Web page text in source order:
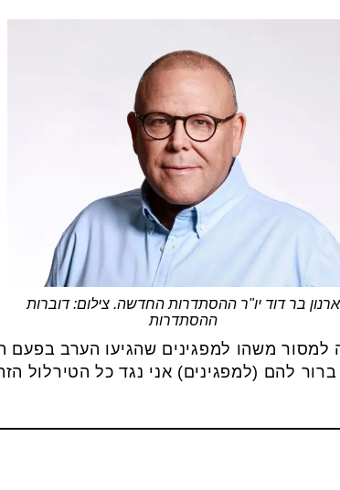
ארנון בר דוד יו"ר ההסתדרות החדשה. צילום: דוברות
ההסתדרות
משהו למפגינים שהגיעו הערב בפעם
להם (למפגינים) אני נגד כל הטירלול